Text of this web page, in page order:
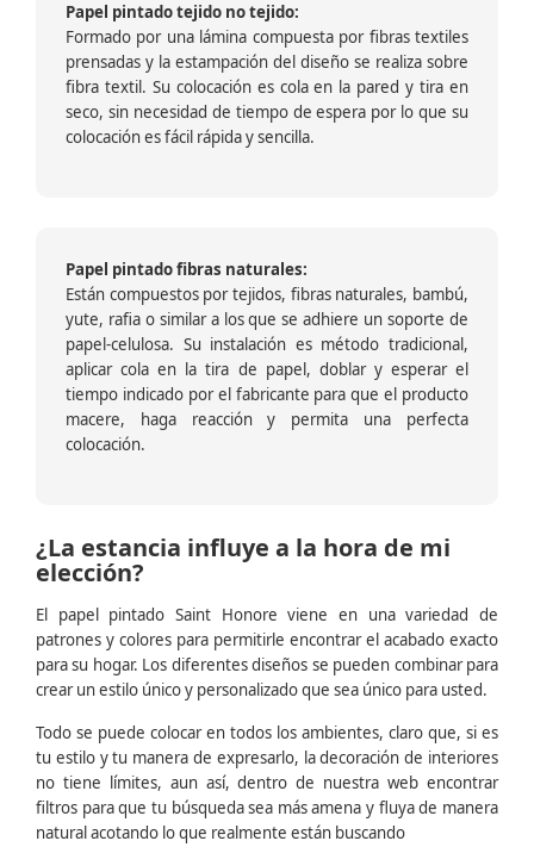
Papel pintado tejido no tejido:
Formado por una lámina compuesta por fibras textiles
prensadas y la estampación del diseño se realiza sobre
fibra textil. Su colocación es cola en la pared y tira en
seco, sin necesidad de tiempo de espera por lo que su
colocación es fácil rápida y sencilla.
Papel pintado fibras naturales:
Están compuestos por tejidos, fibras naturales, bambú,
yute, rafia o similar a los que se adhiere un soporte de
papel-celulosa. Su instalación es método tradicional,
aplicar cola en la tira de papel, doblar y esperar el
tiempo indicado por el fabricante para que el producto
macere, haga reacción y permita una perfecta
colocación.
¿La estancia influye a la hora de mi
elección?
El papel pintado Saint Honore viene en una variedad de
patrones y colores para permitirle encontrar el acabado exacto
para su hogar. Los diferentes diseños se pueden combinar para
crear un estilo único y personalizado que sea único para usted.
Todo se puede colocar en todos los ambientes, claro que, si es
tu estilo y tu manera de expresarlo, la decoración de interiores
no tiene límites, aun así, dentro de nuestra web encontrar
filtros para que tu búsqueda sea más amena y fluya de manera
natural acotando lo que realmente están buscando